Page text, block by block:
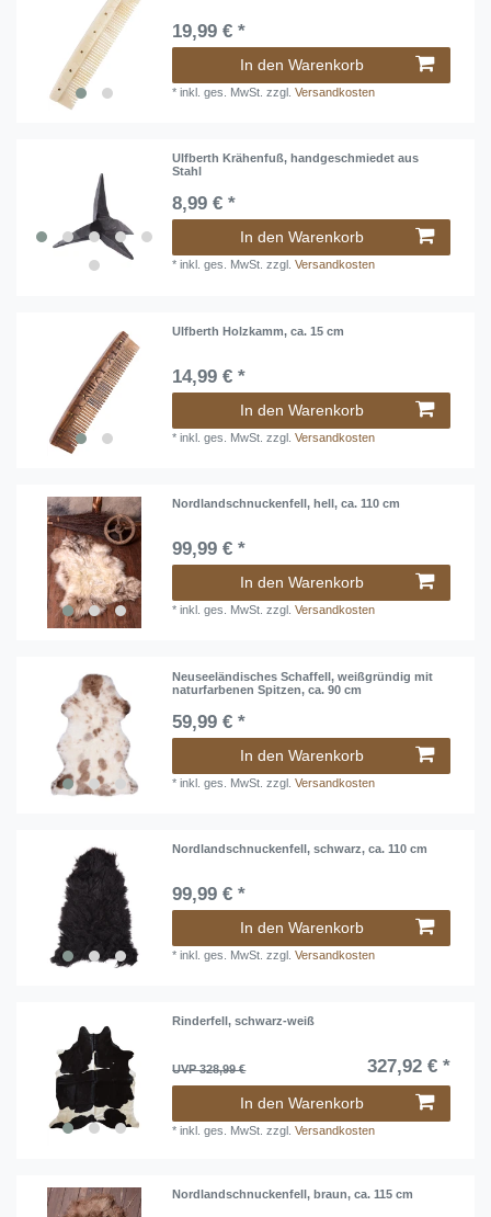
19,99 € *
In den Warenkorb
*inkl. ges. MwSt. zzgl.Versandkosten
Ulfberth Krähenfuß, handgeschmiedet aus
Stahl
8,99 € *
In den Warenkorb
*inkl. ges. MwSt. zzgl.Versandkosten
Ulfberth Holzkamm, ca. 15 cm
14,99 € *
In den Warenkorb
*inkl. ges. MwSt. zzgl.Versandkosten
Nordlandschnuckenfell, hell, ca. 110 cm
99,99 € *
In den Warenkorb
*inkl. ges. MwSt. zzgl.Versandkosten
Neuseeländisches Schaffell, weißgründig mit
naturfarbenen Spitzen, ca. 90 cm
59,99 € *
In den Warenkorb
*inkl. ges. MwSt. zzgl.Versandkosten
Nordlandschnuckenfell, schwarz, ca. 110 cm
99,99 € *
In den Warenkorb
*inkl. ges. MwSt. zzgl.Versandkosten
Rinderfell, schwarz-weiß
UVP 328,99 € 327,92 € *
In den Warenkorb
*inkl. ges. MwSt. zzgl.Versandkosten
Nordlandschnuckenfell, braun, ca. 115 cm